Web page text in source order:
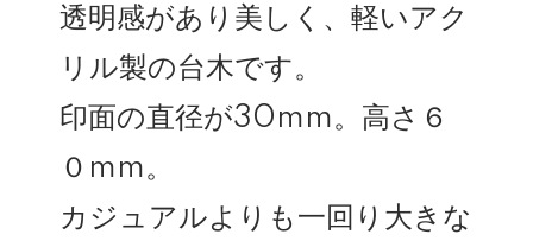
透明感があり美しく、軽いアク
リル製の台木です。
印面の直径が30mm。高さ６
０mm。
カジュアルよりも一回り大きな